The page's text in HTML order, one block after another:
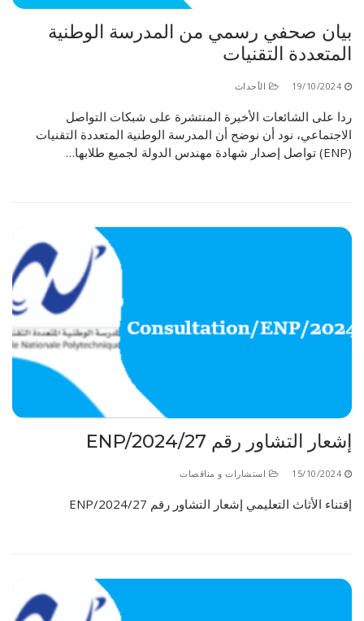
بيان صحفي رسمي من المدرسة الوطنية
المتعددة التقنيات
19/10/2024 الأحداث
ردا على الشائعات الأخيرة المنتشرة على شبكات التواصل
الاجتماعي، نود أن نوضح أن المدرسة الوطنية المتعددة التقنيات
(ENP) تواصل إصدار شهادة مهندس الدولة لجميع طلابها…
إشعار التشاور رقم 27/ENP/2024
15/10/2024 استشارات و مناقصات
إقتناء الأثاث التعليمي إشعار التشاور رقم 27/ENP/2024